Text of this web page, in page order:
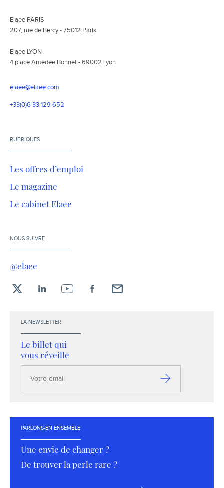
Elaee PARIS
207, rue de Bercy - 75012 Paris
Elaee LYON
4 place Amédée Bonnet - 69002 Lyon
elaee@elaee.com
+33(0)6 33 129 652
RUBRIQUES
Les offres d’emploi
Le magazine
Le cabinet Elaee
NOUS SUIVRE
@elaee
LA NEWSLETTER
Le billet qui
vous réveille
email
S’inscrire
PARLONS-EN ENSEMBLE
Une envie de changer ?
De trouver la perle rare ?